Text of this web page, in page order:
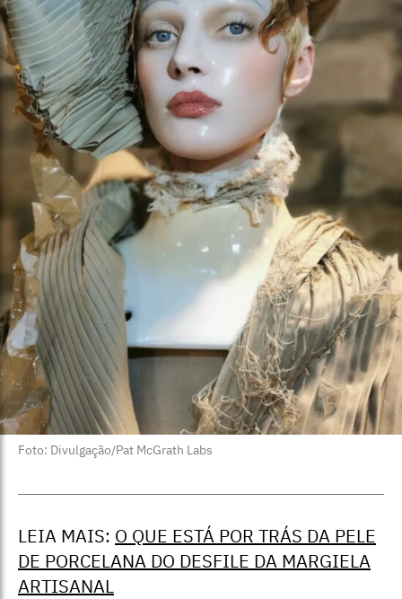
Foto: Divulgação/Pat McGrath Labs
LEIA MAIS: O QUE ESTÁ POR TRÁS DA PELE
DE PORCELANA DO DESFILE DA MARGIELA
ARTISANAL